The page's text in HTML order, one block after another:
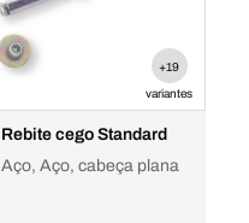
+19
variantes
Rebite cego Standard
Aço, Aço, cabeça plana